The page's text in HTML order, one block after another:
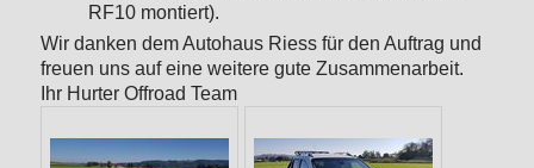
RF10 montiert).
Wir danken dem Autohaus Riess für den Auftrag und
freuen uns auf eine weitere gute Zusammenarbeit.
Ihr Hurter Offroad Team